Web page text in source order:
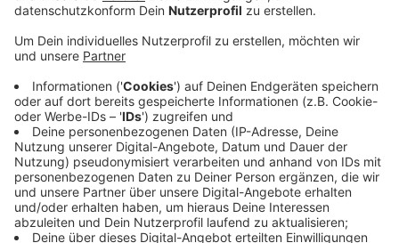
Hintergrund ist auch, dass nach dem letzten
verlassen werden. Mit den beiden Verlängerungen kann
Verein binden.
Anzeige
Zeichen nach dem Abstieg in Krefeld
Anzeige